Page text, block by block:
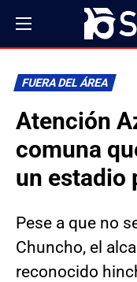
FUERA DEL ÁREA
Atención
comuna
un estadio
Pese a que no
Chuncho, el
reconocido